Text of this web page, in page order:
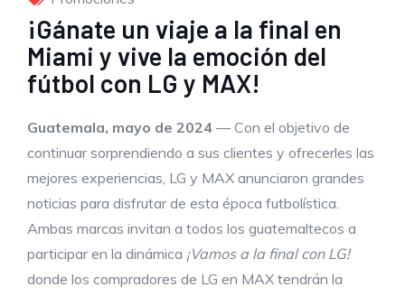
¡Gánate un viaje a la final en
Miami y vive la emoción del
fútbol con LG y MAX!
Guatemala, mayo de 2024 — Con el objetivo de
continuar sorprendiendo a sus clientes y ofrecerles las
mejores experiencias, LG y MAX anunciaron grandes
noticias para disfrutar de esta época futbolística.
Ambas marcas invitan a todos los guatemaltecos a
participar en la dinámica ¡Vamos a la final con LG!
donde los compradores de LG en MAX tendrán la